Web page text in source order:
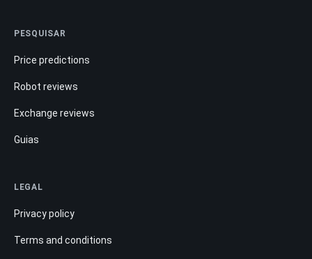
PESQUISAR
Price predictions
Robot reviews
Exchange reviews
Guias
LEGAL
Privacy policy
Terms and conditions